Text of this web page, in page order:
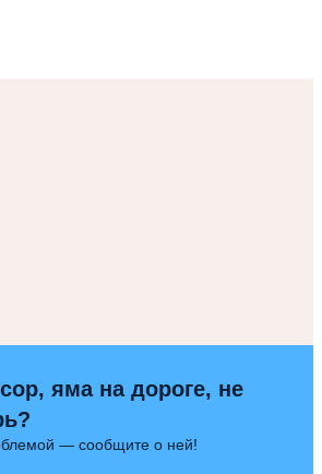
яма на дороге, не
— сообщите о ней!